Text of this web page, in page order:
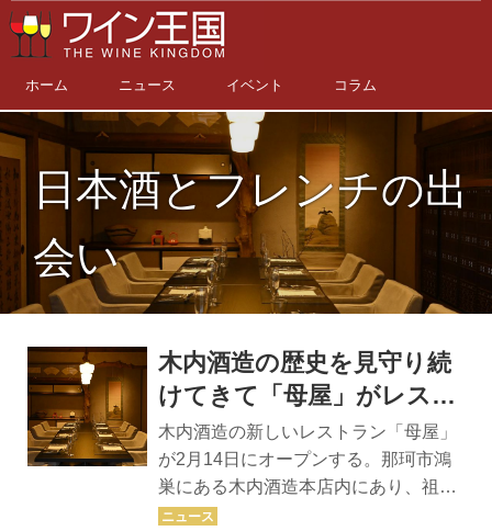
ホーム ニュース イベント コラム
日本酒とフレンチの出
会い
木内酒造の歴史を見守り続
けてきて「母屋」がレスト
ランに。 イノベーティブ
フレンチと日本酒の見事な
競演
木内酒造の新しいレストラン「母屋」
が2月14日にオープンする。那珂市鴻
巣にある木内酒造本店内にあり、祖業
である日本酒造りを見守り続けてき